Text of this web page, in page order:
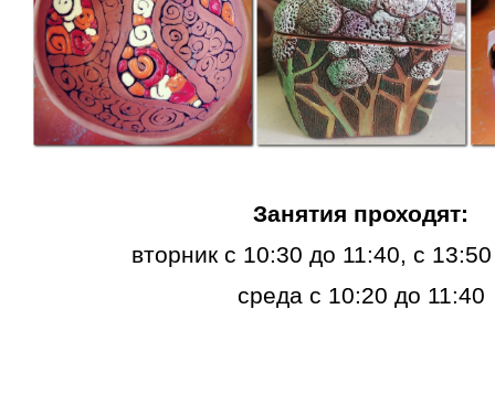
Занятия проходят:
вторник с 10:30 до 11:40, с
среда с 10:20 до 11:40